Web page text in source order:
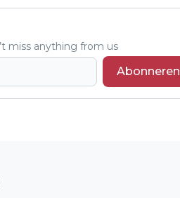
miss anything from us
Abonneren